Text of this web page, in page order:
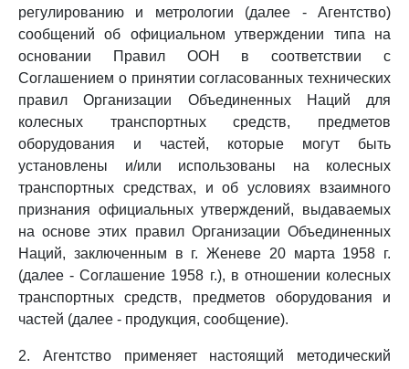
регулированию и метрологии (далее - Агентство)
сообщений об официальном утверждении типа на
основании Правил ООН в соответствии с
Соглашением о принятии согласованных технических
правил Организации Объединенных Наций для
колесных транспортных средств, предметов
оборудования и частей, которые могут быть
установлены и/или использованы на колесных
транспортных средствах, и об условиях взаимного
признания официальных утверждений, выдаваемых
на основе этих правил Организации Объединенных
Наций, заключенным в г. Женеве 20 марта 1958 г.
(далее - Соглашение 1958 г.), в отношении колесных
транспортных средств, предметов оборудования и
частей (далее - продукция, сообщение).
2. Агентство применяет настоящий методический